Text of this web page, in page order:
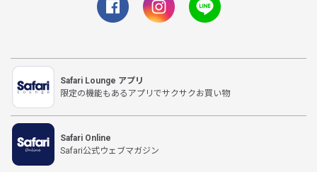
Safari Lounge アプリ
限定の機能もあるアプリでサクサクお買い物
Safari Online
Safari公式ウェブマガジン